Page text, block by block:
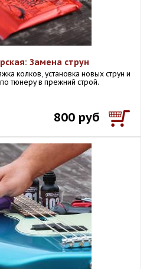
Замена струн
колков, установка новых струн и
тюнеру в прежний строй.
800 руб